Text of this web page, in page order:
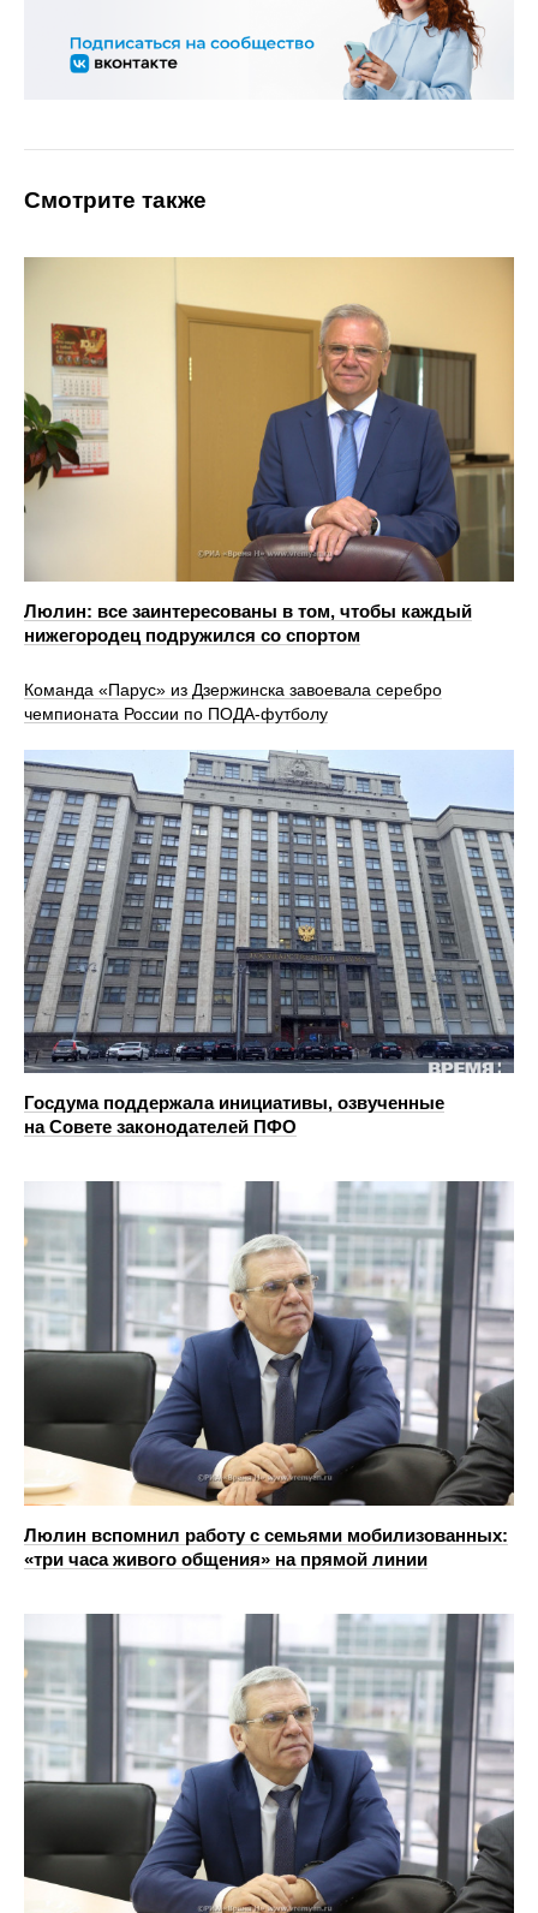
Смотрите также
Люлин: все заинтересованы в том, чтобы каждый
нижегородец подружился со спортом
Команда «Парус» из Дзержинска завоевала серебро
чемпионата России по ПОДА-футболу
Госдума поддержала инициативы, озвученные
на Совете законодателей ПФО
Люлин вспомнил работу с семьями мобилизованных:
«три часа живого общения» на прямой линии